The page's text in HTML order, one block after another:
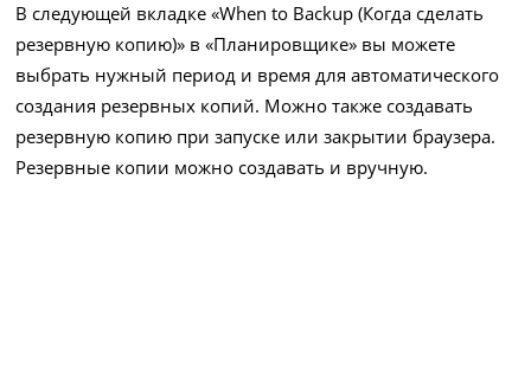
В следующей вкладке «When to Backup (Когда сделать
резервную копию)» в «Планировщике» вы можете
выбрать нужный период и время для автоматического
создания резервных копий. Можно также создавать
резервную копию при запуске или закрытии браузера.
Резервные копии можно создавать и вручную.